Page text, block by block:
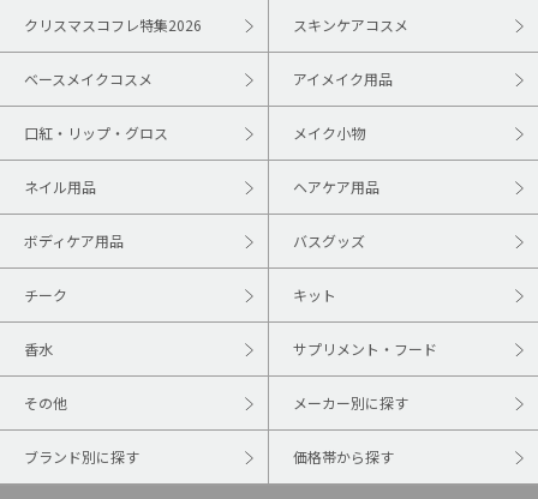
クリスマスコフレ特集2026 スキンケアコスメ
ベースメイクコスメ アイメイク用品
口紅・リップ・グロス メイク小物
ネイル用品 ヘアケア用品
ボディケア用品 バスグッズ
チーク キット
香水 サプリメント・フード
その他 メーカー別に探す
ブランド別に探す 価格帯から探す